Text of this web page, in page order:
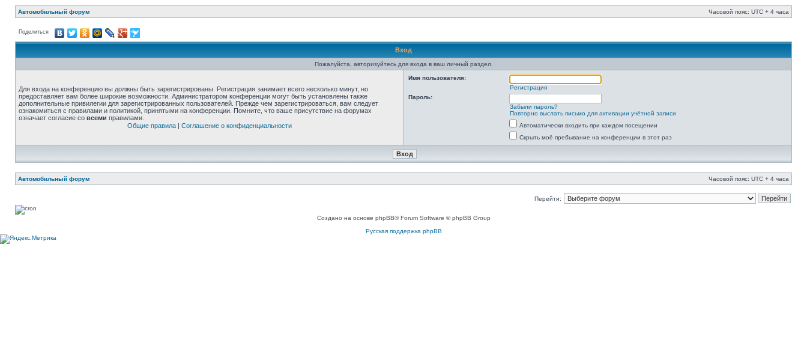
Автомобильный форум Часовой пояс: UTC + 4 часа
Поделиться
Вход
Пожалуйста, авторизуйтесь для входа в ваш личный раздел.
Для входа на конференцию вы должны быть зарегистрированы. Регистрация занимает всего несколько минут, но
предоставляет вам более широкие возможности. Администратором конференции могут быть установлены также
дополнительные привилегии для зарегистрированных пользователей. Прежде чем зарегистрироваться, вам следует
ознакомиться с правилами и политикой, принятыми на конференции. Помните, что ваше присутствие на форумах
означает согласие со всеми правилами.
Общие правила| Соглашение о конфиденциальности
Имя пользователя:
Регистрация
Пароль:
Забыли пароль?
Повторно выслать письмо для активации учётной записи
Автоматически входить при каждом посещении
Скрыть моё пребывание на конференции в этот раз
Автомобильный форум Часовой пояс: UTC + 4 часа
Перейти:
Создано на основе phpBB® Forum Software © phpBB Group
Русская поддержка phpBB